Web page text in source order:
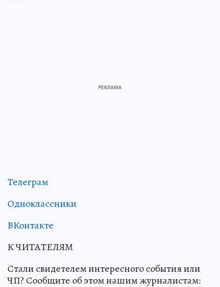
Телеграм
Одноклассники
ВКонтакте
К ЧИТАТЕЛЯМ
Стали свидетелем интересного события или
ЧП? Сообщите об этом нашим журналистам: